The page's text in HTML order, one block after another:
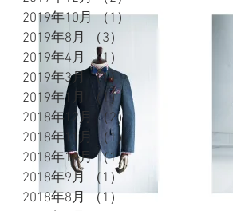
2019年10月 （1）1件の記事
2019年8月
（3）
2019年4月 （1）
2019年3月 （1）1件の記事
2019年1月
（1）1件の記事
2018年12月
（2）
2件の記事
2018年11月 （1） 1件の記事
2018年10月 （1）1件の記事
2018年9月
（1）
2018年8月
（1）
1件の記事